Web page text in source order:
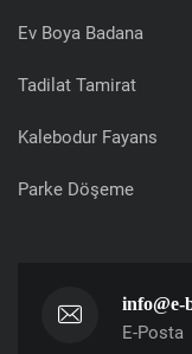
Ev Boya Badana
Tadilat Tamirat
Kalebodur Fayans
Parke Döşeme
info@e-
E-Posta